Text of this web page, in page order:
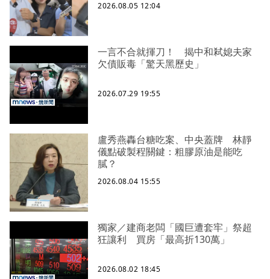
2026.08.05 12:04
一言不合就揮刀！ 揭中和弒媳夫家
欠債販毒「驚天黑歷史」
2026.07.29 19:55
盧秀燕轟台糖吃案、中央蓋牌 林靜
儀點破製程關鍵：粗膠原油是能吃
膩？
2026.08.04 15:55
獨家／建商老闆「國巨遭套牢」祭超
狂讓利 買房「最高折130萬」
2026.08.02 18:45